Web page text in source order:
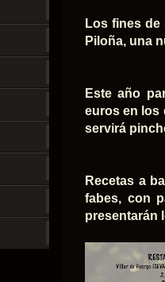
Los fines de
Piloña, una
Este año
euros en los
servirá
Recetas a
fabes, con
presentarán